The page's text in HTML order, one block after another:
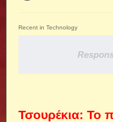
Recent in Technology
Τσουρέκια: Το